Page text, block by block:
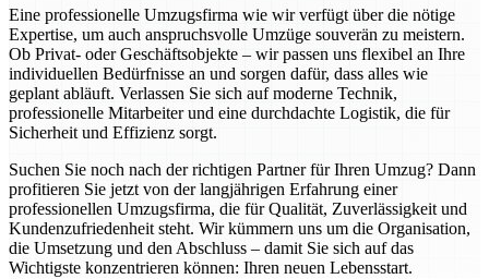
Eine professionelle Umzugsfirma wie wir verfügt über die nötige
Expertise, um auch anspruchsvolle Umzüge souverän zu meistern.
Ob Privat- oder Geschäftsobjekte – wir passen uns flexibel an Ihre
individuellen Bedürfnisse an und sorgen dafür, dass alles wie
geplant abläuft. Verlassen Sie sich auf moderne Technik,
professionelle Mitarbeiter und eine durchdachte Logistik, die für
Sicherheit und Effizienz sorgt.
Suchen Sie noch nach der richtigen Partner für Ihren Umzug? Dann
profitieren Sie jetzt von der langjährigen Erfahrung einer
professionellen Umzugsfirma, die für Qualität, Zuverlässigkeit und
Kundenzufriedenheit steht. Wir kümmern uns um die Organisation,
die Umsetzung und den Abschluss – damit Sie sich auf das
Wichtigste konzentrieren können: Ihren neuen Lebensstart.